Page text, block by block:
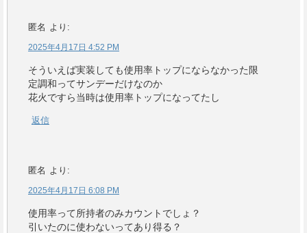
匿名 より:
2025年4月17日 4:52 PM
そういえば実装しても使用率トップにならなかった限
定調和ってサンデーだけなのか
花火ですら当時は使用率トップになってたし
返信
匿名 より:
2025年4月17日 6:08 PM
使用率って所持者のみカウントでしょ？
引いたのに使わないってあり得る？